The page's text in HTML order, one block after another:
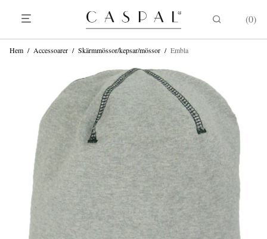
0
Hem / Accessoarer / Skärmmössor/kepsar/mössor / Embla